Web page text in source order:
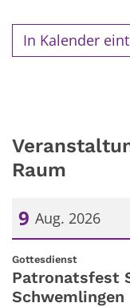
In Kalender
Raum
9 Aug. 2026
Datum: 9. August
Gottesdienst:
Patronatsfest
Schwemlingen